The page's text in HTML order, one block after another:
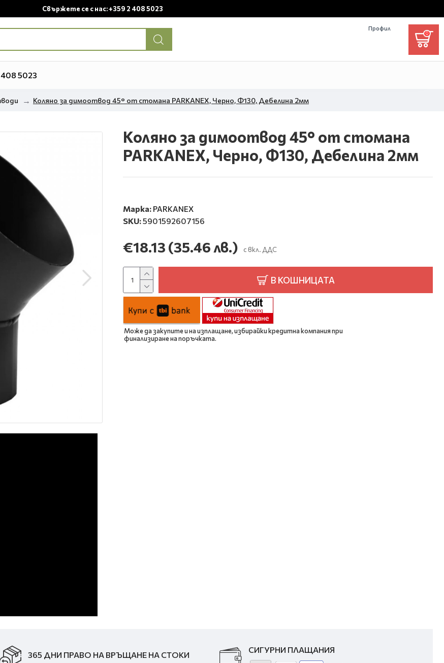
Свържете се с нас: +359 2 408 5023
Профил
0
5023
Коляно за димоотвод 45° от стомана PARKANEX, Черно, Ф130, Дебелина 2мм
Коляно за димоотвод 45° от стомана
PARKANEX, Черно, Ф130, Дебелина 2мм
Марка: PARKANEX
SKU:5901592607156
€18.13 (35.46 лв.) с вкл. ДДС
В КОШНИЦАТА
Може да закупите и на изплащане, избирайки кредитна компания при
финализиране на поръчката.
365 ДНИ ПРАВО НА ВРЪЩАНЕ НА СТОКИ
СИГУРНИ ПЛАЩАНИЯ